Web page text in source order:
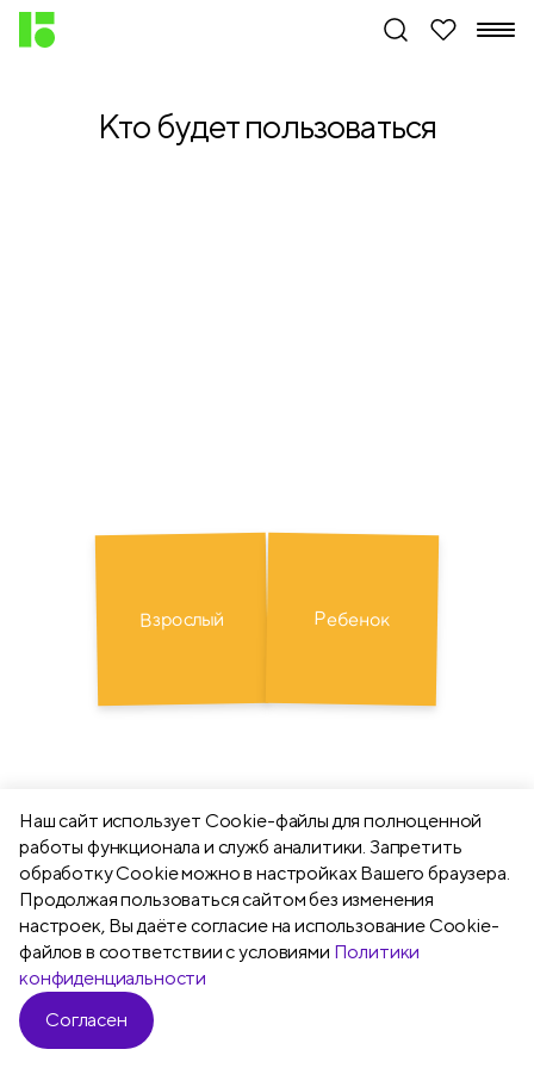
Наш сайт использует Сookie-файлы для полноценной
работы функционала и служб аналитики. Запретить
обработку Cookie можно в настройках Вашего браузера.
Продолжая пользоваться сайтом без изменения
настроек, Вы даёте согласие на использование Cookie-
файлов в соответствии с условиями Политики
конфиденциальности
Согласен
Кто будет пользоваться
Взрослый Ребенок